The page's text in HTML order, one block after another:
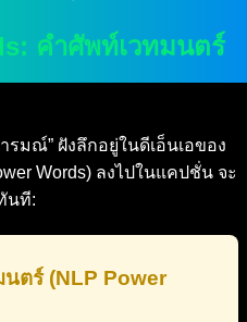
คำศัพท์เวทมนตร์
รมณ์” ฝังลึกอยู่ในดีเอ็นเอของ
Words) ลงไปในแคปชั่น จะ
นที:
นตร์ (NLP Power